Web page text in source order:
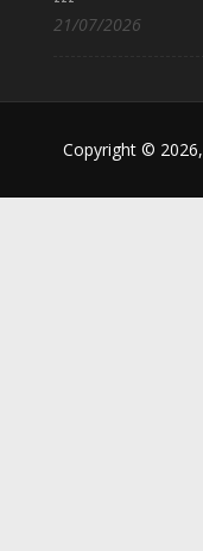
21/07/2026
Copyright © 2026,